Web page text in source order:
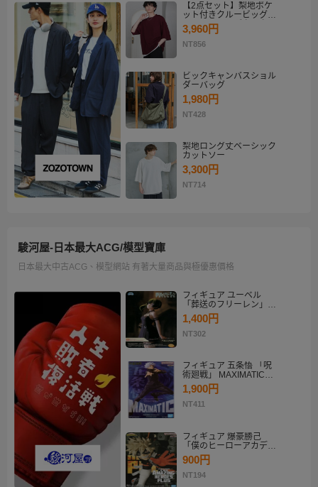
【2点セット】梨地ポケ
ット付きクルービッグT
シャツ＆ロングタンクト
ップアンサンブルセット
3,960円
NT856
ビックキャンバスショル
ダーバッグ
1,980円
NT428
梨地ロング丈ベーシック
カットソー
3,300円
NT714
駿河屋-日本最大ACG/模型寶庫
日本最大中古ACG、模型網站 有著大量商品與極優惠價格
フィギュア ユーベル
「葬送のフリーレン」
Desktop×Decorate
Collection“ユーベル”
1,400円
NT302
フィギュア 五条悟 「呪
術廻戦」 MAXIMATIC
SATORU GOJO
1,900円
NT411
フィギュア 爆豪勝己
「僕のヒーローアカデミ
ア」 THE AMAZING
HEROES-PLUS-
KATSUKI BAKUGO II
900円
NT194